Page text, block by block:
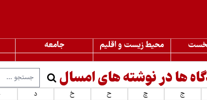
محیط زیست و اقلیم جامعه
ها در نوشته های امسال
ج چ ح خ د